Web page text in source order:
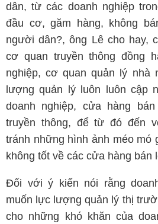
dân, từ các doanh nghiệp
đầu cơ, găm hàng, không
người dân?, ông Lê cho hay,
cơ quan truyền thông đồng
nghiệp, cơ quan quản lý
lượng quản lý luôn luôn cập
doanh nghiệp, cửa hàng
truyền thông, để từ đó đến
tránh những hình ảnh méo mó
không tốt về các cửa hàng bán
Đối với ý kiến nói rằng
muốn lực lượng quản lý thị
cho những khó khăn của